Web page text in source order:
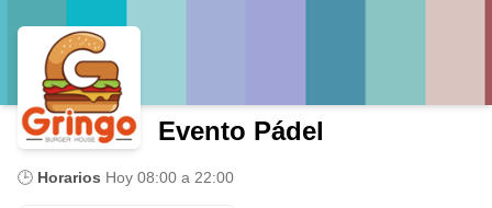
Evento Pádel
🕒 Horarios Hoy 08:00 a 22:00